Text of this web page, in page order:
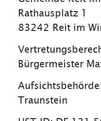
Rathausplatz 1
83242 Reit im
Bürgermeister
Traunstein